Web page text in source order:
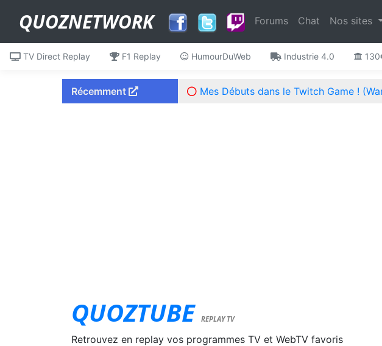
QUOZNETWORK Forums Chat Nos sites
TV Direct Replay F1 Replay HumourDuWeb Industrie 4.0
Récemment Mes Débuts dans le Twitch Game !
QUOZTUBE REPLAY TV
Retrouvez en replay vos programmes TV et WebTV favoris